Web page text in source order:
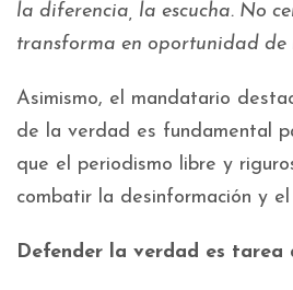
la diferencia, la escucha. No
transforma en oportunidad de
Asimismo, el mandatario
de la verdad es fundamental
que el periodismo libre y
combatir la desinformación y
Defender la verdad es tarea